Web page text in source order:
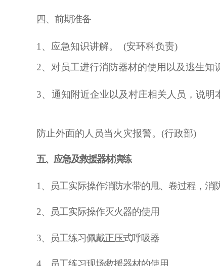
四、前期准备
1、应急知识讲解。 (安环科负责)
2、 对员工进行消防器材的使用以及逃生知
3、 通知附近企业以及村庄相关人员，说明
防止外面的人员当火灾报警。 (行政部)
五、应急及救援器材演练
1、员工实际操作消防水带的甩、卷过程，消
2、员工实际操作灭火器的使用
3、员工练习佩戴正压式呼吸器
4、员工练习现场救援器材的使用